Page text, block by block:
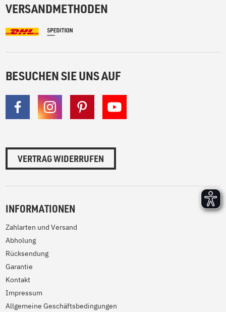
VERSANDMETHODEN
BESUCHEN SIE UNS AUF
VERTRAG WIDERRUFEN
INFORMATIONEN
Zahlarten und Versand
Abholung
Rücksendung
Garantie
Kontakt
Impressum
Allgemeine Geschäftsbedingungen